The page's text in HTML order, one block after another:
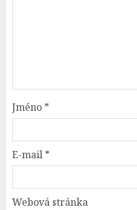
Jméno *
E-mail *
Webová stránka